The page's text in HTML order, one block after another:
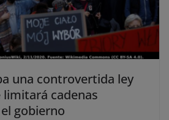
una controvertida ley
cadenas
gobierno